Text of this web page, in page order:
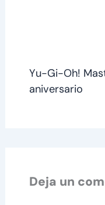
Yu-Gi-Oh!
aniversario
Deja un